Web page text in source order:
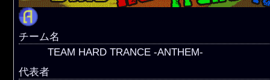
チーム名
TEAM HARD TRANCE -ANTHEM-
代表者